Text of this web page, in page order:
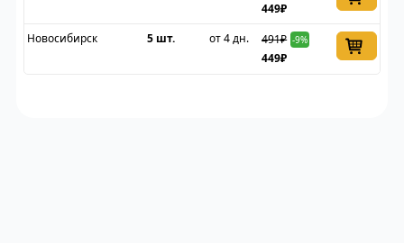
449₽
Новосибирск
5 шт. от 4 дн. 491₽ -9%
449₽